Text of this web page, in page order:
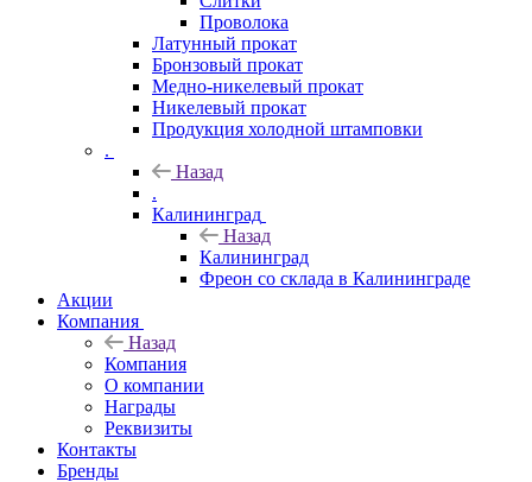
Проволока
Латунный прокат
Бронзовый прокат
Медно-никелевый прокат
Никелевый прокат
Продукция холодной штамповки
.
Назад
.
Калининград
Назад
Калининград
Фреон со склада в Калининграде
Акции
Компания
Назад
Компания
О компании
Награды
Реквизиты
Контакты
Бренды